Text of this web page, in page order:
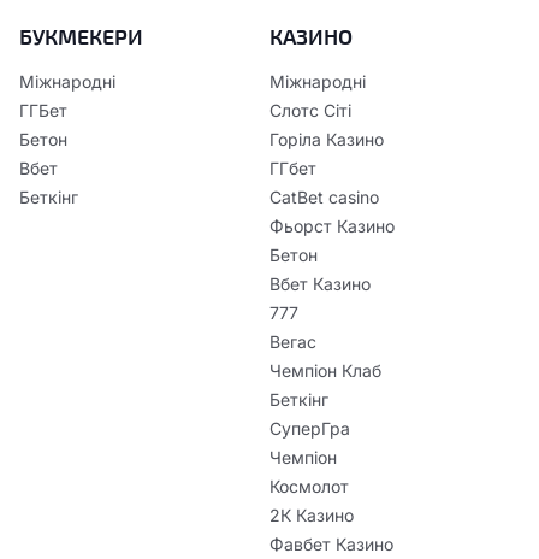
БУКМЕКЕРИ
Міжнародні
ГГБет
Бетон
Вбет
Беткінг
КАЗИНО
Міжнародні
Слотс Сіті
Горіла Казино
ГГбет
CatBet casino
Фьорст Казино
Бетон
Вбет Казино
777
Вегас
Чемпіон Клаб
Беткінг
СуперГра
Чемпіон
Космолот
2К Казино
Фавбет Казино